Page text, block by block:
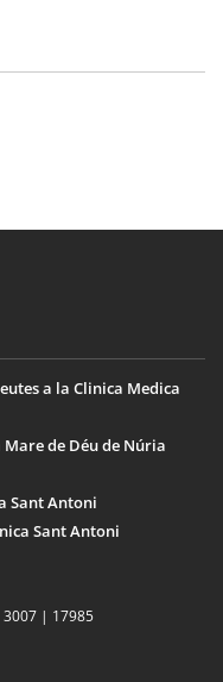
a la Clinica Medica
de Déu de Núria
Sant Antoni
Sant Antoni
| 17985